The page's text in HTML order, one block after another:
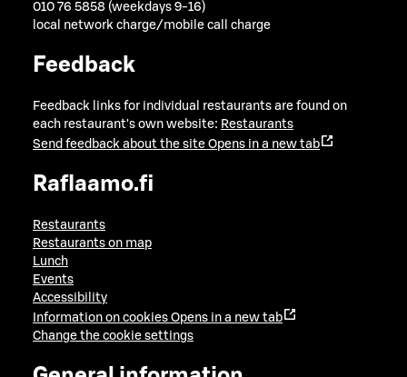
010 76 5858 (weekdays 9-16)
local network charge/mobile call charge
Feedback
Feedback links for individual restaurants are found on
each restaurant's own website: Restaurants
Send feedback about the site Opens in a new tab
Raflaamo.fi
Restaurants
Restaurants on map
Lunch
Events
Accessibility
Information on cookies Opens in a new tab
Change the cookie settings